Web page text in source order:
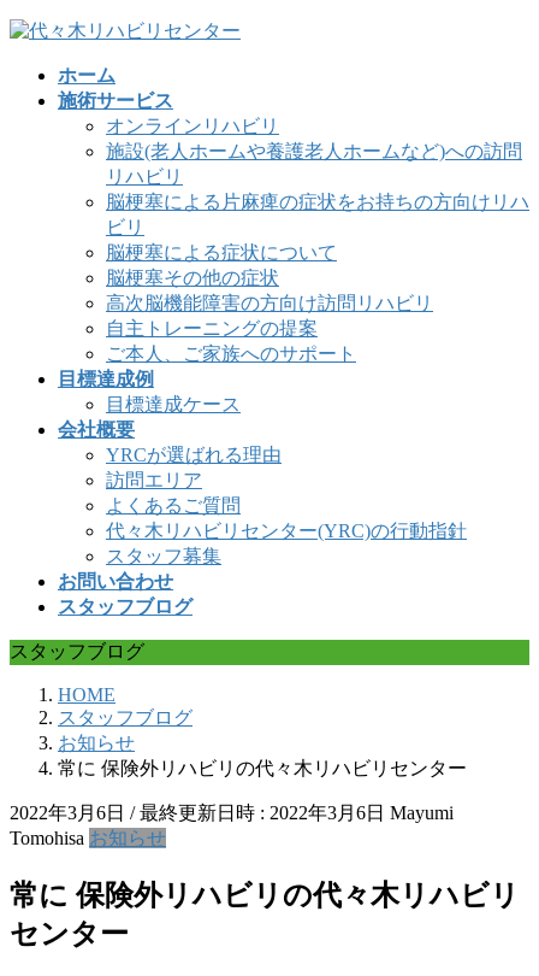
コ
ナ
ホーム
施術サービス
オンラインリハビリ
施設(老人ホームや養護老人ホームなど)への訪問
リハビリ
脳梗塞による片麻痺の症状をお持ちの方向けリハ
ビリ
脳梗塞による症状について
脳梗塞その他の症状
高次脳機能障害の方向け訪問リハビリ
自主トレーニングの提案
ご本人、ご家族へのサポート
目標達成例
目標達成ケース
会社概要
YRCが選ばれる理由
訪問エリア
よくあるご質問
代々木リハビリセンター(YRC)の行動指針
スタッフ募集
お問い合わせ
スタッフブログ
スタッフブログ
HOME
スタッフブログ
お知らせ
常に 保険外リハビリの代々木リハビリセンター
2022年3月6日 / 最終更新日時 : 2022年3月6日 Mayumi
Tomohisa お知らせ
常に 保険外リハビリの代々木リハビリ
センター